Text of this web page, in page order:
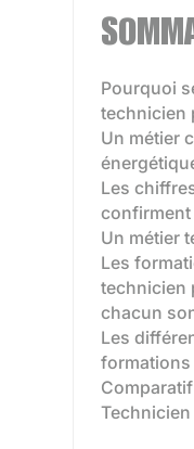
Pourquoi
technicien
Un métier
Les
confirment
Un métier
Les
technicien
chacun
Les